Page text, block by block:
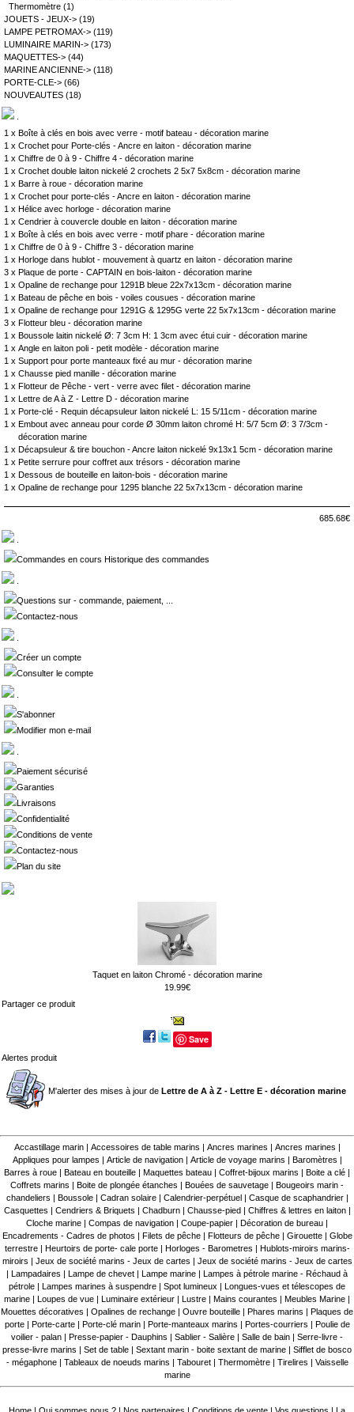
Thermomètre (1)
JOUETS - JEUX-> (19)
LAMPE PETROMAX-> (119)
LUMINAIRE MARIN-> (173)
MAQUETTES-> (44)
MARINE ANCIENNE-> (118)
PORTE-CLE-> (66)
NOUVEAUTES (18)
1 x Boîte à clés en bois avec verre - motif bateau - décoration marine
1 x Crochet pour Porte-clés - Ancre en laiton - décoration marine
1 x Chiffre de 0 à 9 - Chiffre 4 - décoration marine
1 x Crochet double laiton nickelé 2 crochets 2 5x7 5x8cm - décoration marine
1 x Barre à roue - décoration marine
1 x Crochet pour porte-clés - Ancre en laiton - décoration marine
1 x Hélice avec horloge - décoration marine
1 x Cendrier à couvercle double en laiton - décoration marine
1 x Boîte à clés en bois avec verre - motif phare - décoration marine
1 x Chiffre de 0 à 9 - Chiffre 3 - décoration marine
1 x Horloge dans hublot - mouvement à quartz en laiton - décoration marine
3 x Plaque de porte - CAPTAIN en bois-laiton - décoration marine
1 x Opaline de rechange pour 1291B bleue 22x7x13cm - décoration marine
1 x Bateau de pêche en bois - voiles cousues - décoration marine
1 x Opaline de rechange pour 1291G & 1295G verte 22 5x7x13cm - décoration marine
3 x Flotteur bleu - décoration marine
1 x Boussole laitin nickelé Ø: 7 3cm H: 1 3cm avec étui cuir - décoration marine
1 x Angle en laiton poli - petit modèle - décoration marine
1 x Support pour porte manteaux fixé au mur - décoration marine
1 x Chausse pied manille - décoration marine
1 x Flotteur de Pêche - vert - verre avec filet - décoration marine
1 x
Lettre de A à Z - Lettre D - décoration marine
1 x Porte-clé - Requin décapsuleur laiton nickelé L: 15 5/11cm - décoration marine
1 x Embout avec anneau pour corde Ø 30mm laiton chromé H: 5/7 5cm Ø: 3 7/3cm -
décoration marine
1 x Décapsuleur & tire bouchon - Ancre laiton nickelé 9x13x1 5cm - décoration marine
1 x Petite serrure pour coffret aux trésors - décoration marine
1 x Dessous de bouteille en laiton-bois - décoration marine
1 x Opaline de rechange pour 1295 blanche 22 5x7x13cm - décoration marine
685.68€
Commandes en cours Historique des commandes
Questions sur - commande, paiement, ...
Contactez-nous
Créer un compte
Consulter le compte
S'abonner
Modifier mon e-mail
Paiement sécurisé
Garanties
Livraisons
Confidentialité
Conditions de vente
Contactez-nous
Plan du site
Taquet en laiton Chromé - décoration marine
19.99€
Partager ce produit
Save
Alertes produit
M'alerter des mises à jour de Lettre de A à Z - Lettre E - décoration marine
Accastillage marin| Accessoires de table marins Ancres marines Ancres marines
Appliques pour lampes
Article de navigation| Article de voyage marins Baromètres
Barres à roue
Bateau en bouteille Maquettes bateau Coffret-bijoux marins Boite a clé
Coffrets marins
Boite de plongée étanches Bouées de sauvetage
Bougeoirs marin -
chandeliers
Boussole| Cadran solaire| Calendrier-perpétuel Casque de scaphandrier|
Casquettes
Cendriers & Briquets Chadburn| Chausse-pied Chiffres & lettres en laiton|
Cloche marine
Compas de navigation Coupe-papier Décoration de bureau
Encadrements - Cadres de photos
Filets de pêche| Flotteurs de pêche| Girouette| Globe
terrestre| Heurtoirs de porte- cale porte| Horloges - Barometres
Hublots-miroirs marins-
miroirs
Jeux de société marins - Jeux de cartes
Jeux de société marins - Jeux de cartes
Lampadaires Lampe de chevet Lampe marine
Lampes à pétrole marine - Réchaud à
pétrole
Lampes marines à suspendre Spot lumineux
Longues-vues et télescopes de
marine
Loupes de vue Luminaire extérieur Lustre Mains courantes Meubles Marine
Mouettes décoratives
Opalines de rechange Ouvre bouteille Phares marins
Plaques de
porte| Porte-carte| Porte-clé marin Porte-manteaux marins Portes-courriers
Poulie de
voilier - palan
Presse-papier - Dauphins Sablier - Salière Salle de bain
Serre-livre -
presse-livre marins
Set de table Sextant marin - boite sextant de marine
Sifflet de bosco
- mégaphone| Tableaux de noeuds marins Tabouret| Thermomètre| Tirelires
Vaisselle
marine